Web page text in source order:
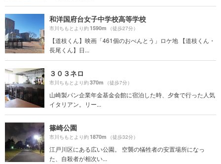
和洋国府台女子中学校高等学校
市川ちもとより約1590m （徒歩27分）
【道枝くん】映画「461個のおべんとう」ロケ地 【道枝くん・
長尾くん】日...
３０３ネロ
市川ちもとより約370m （徒歩7分）
山崎製パン企業年金基金会館に宿泊した時、夕食で行った人気
イタリアン。リー...
篠崎公園
市川ちもとより約1870m （徒歩32分）
江戸川区にある広い公園。 空襲の犠牲者の安置場所になっ
た、自殺者が相次い...